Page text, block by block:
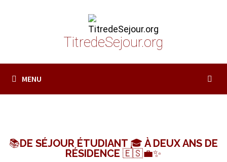
TitredeSejour.org
MENU
📚DE SÉJOUR ÉTUDIANT 🎓 À DEUX ANS DE
RÉSIDENCE 🇪🇸💼✨